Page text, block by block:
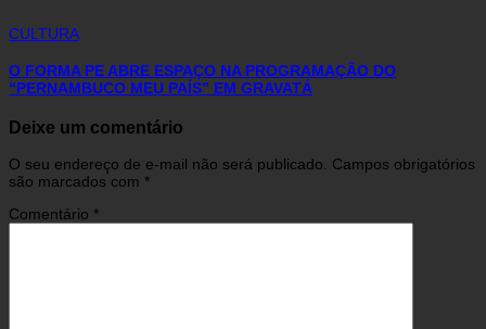
CULTURA
O FORMA PE ABRE ESPAÇO NA PROGRAMAÇÃO DO
“PERNAMBUCO MEU PAÍS” EM GRAVATÁ
Deixe um comentário
O seu endereço de e-mail não será publicado. Campos obrigatórios
são marcados com *
Comentário *